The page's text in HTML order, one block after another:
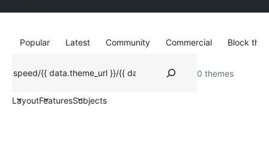
Popular Latest Community Commercial
Block
0 themes
LayoutFeaturesSubjects